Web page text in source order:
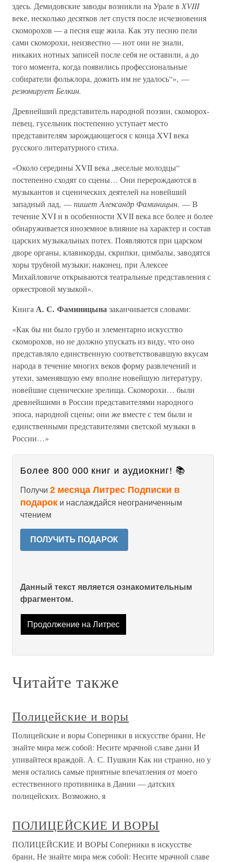
здесь. Демидовские заводы возникли на Урале вXVIII
веке, несколько десятков лет спустя после исчезновения
скоморохов — а песня еще жила. Как эту песню пели
сами скоморохи, неизвестно — нот они не знали,
никаких нотных записей после себя не оставили, а до
того момента, когда появились профессиональные
собиратели фольклора, дожить им не удалось“», —
резюмирует Белкин.
Древнейший представитель народной поэзии, скоморох-
певец, гусельник постепенно уступает место
представителям зарождающегося с конца XVI века
русского литературного стиха.
«Около середины XVII века „веселые молодцы“
постепенно сходят со сцены… Они перерождаются в
музыкантов и сценических деятелей на новейший
западный лад, —пишет Александр Фаминицын. — В
течение XVI и в особенности XVII века все более и более
обнаруживается иноземное влияние на характер и состав
царских музыкальных потех. Появляются при царском
дворе органы, клавикорды, скрипки, цимбалы, заводятся
хоры трубной музыки; наконец, при Алексее
Михайловиче открываются театральные представления с
оркестровой музыкой».
КнигаА. С. Фаминицыназаканчивается словами:
«Как бы ни было грубо и элементарно искусство
скоморохов, но не должно упускать из виду, что оно
представляло единственную соответствовавшую вкусам
народа в течение многих веков форму развлечений и
утехи, заменявшую ему вполне новейшую литературу,
новейшие сценические зрелища. Скоморохи… были
древнейшими в России представителями народного
эпоса, народной сцены; они же вместе с тем были и
единственными представителями светской музыки в
России…»
Более 800 000 книг и аудиокниг! 📚
Получи 2 месяца Литрес Подписки в
подарок и наслаждайся неограниченным
чтением
ПОЛУЧИТЬ ПОДАРОК
Данный текст является ознакомительным
фрагментом.
Продолжение на Литрес
Читайте также
Полицейские и воры
Полицейские и воры Соперники в искусстве брани, Не
знайте мира меж собой: Несите мрачной славе дани И
упивайтеся враждой. А. С. Пушкин Как ни странно, но у
меня остались самые приятные впечатления от моего
естественного противника в Дании — датских
полицейских. Возможно, я
ПОЛИЦЕЙСКИЕ И ВОРЫ
ПОЛИЦЕЙСКИЕ И ВОРЫ Соперники в искусстве
брани, Не знайте мира меж собой: Несите мрачной славе